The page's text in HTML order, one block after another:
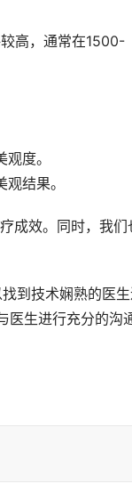
度。
结果。
生进行充分的沟通